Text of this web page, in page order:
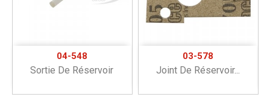
04-548
Sortie De Réservoir
03-578
Joint De Réservoir...